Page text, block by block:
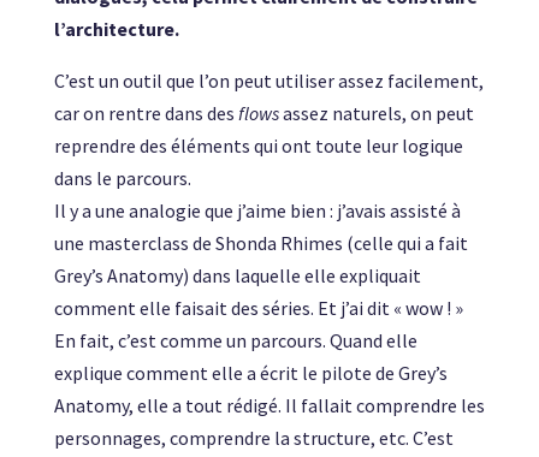
l’architecture.
C’est un outil que l’on peut utiliser assez facilement,
car on rentre dans des flowsassez naturels, on peut
reprendre des éléments qui ont toute leur logique
dans le parcours.
Il y a une analogie que j’aime bien : j’avais assisté à
une masterclass de Shonda Rhimes (celle qui a fait
Grey’s Anatomy) dans laquelle elle expliquait
comment elle faisait des séries. Et j’ai dit « wow ! »
En fait, c’est comme un parcours. Quand elle
explique comment elle a écrit le pilote de Grey’s
Anatomy, elle a tout rédigé. Il fallait comprendre les
personnages, comprendre la structure, etc. C’est